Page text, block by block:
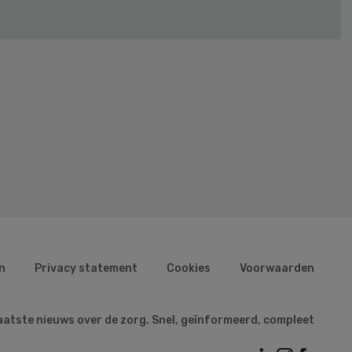
Privacy statement Cookies Voorwaarden
nieuws over de zorg. Snel, geïnformeerd, compleet